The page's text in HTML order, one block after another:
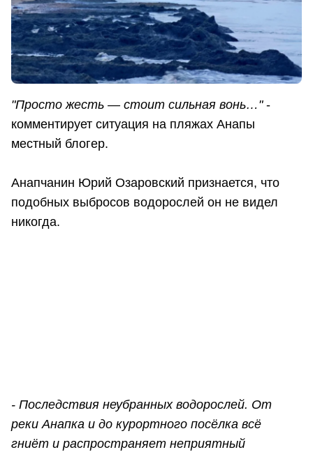
"Просто жесть — стоит сильная вонь…" -
комментирует ситуация на пляжах Анапы
местный блогер.
Анапчанин Юрий Озаровский признается, что
подобных выбросов водорослей он не видел
никогда.
- Последствия неубранных водорослей. От
реки Анапка и до курортного посёлка всё
гниёт и распространяет неприятный